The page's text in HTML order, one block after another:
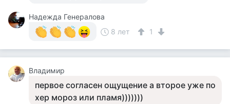
Надежда Генералова
8 лет
1
Владимир
первое согласен ощущение а второе уже по
хер мороз или пламя)))))))